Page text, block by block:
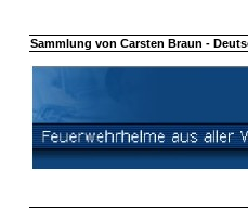
Sammlung von Carsten Braun -